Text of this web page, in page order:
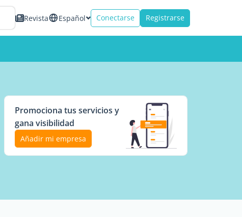
Revista Español Conectarse Registrarse
Promociona tus servicios y
gana visibilidad
Añadir mi empresa